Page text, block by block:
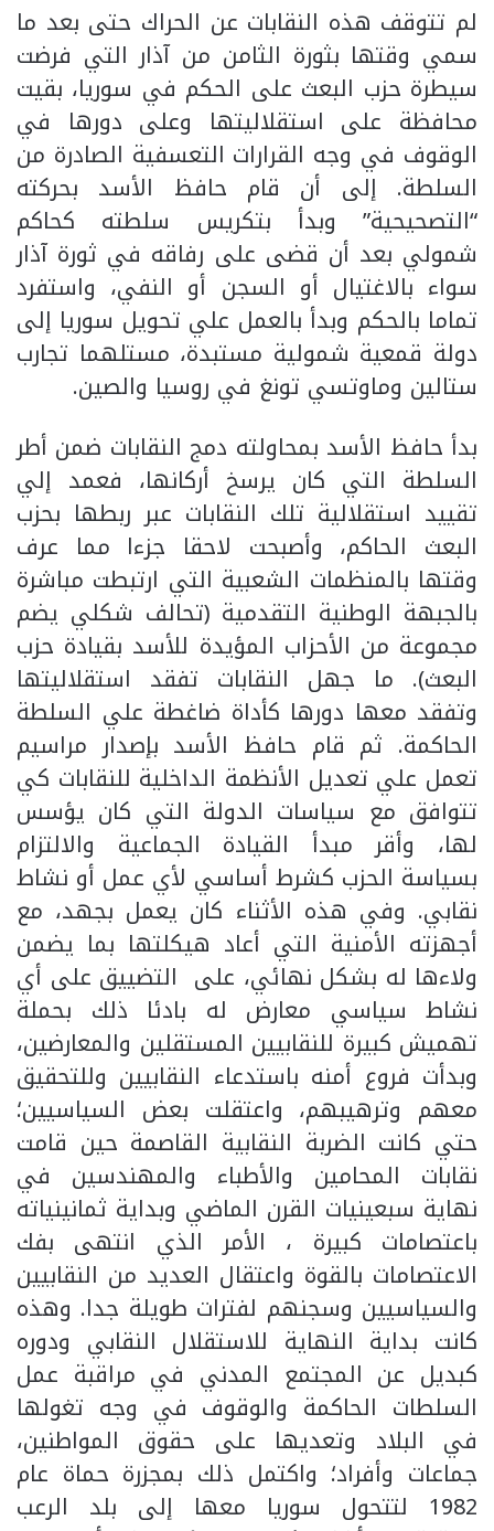
لم تتوقف هذه النقابات عن الحراك حتى بعد ما
سمي وقتها بثورة الثامن من آذار التي فرضت
سيطرة حزب البعث على الحكم في سوريا، بقيت
محافظة على استقلاليتها وعلى دورها في
الوقوف في وجه القرارات التعسفية الصادرة من
السلطة. إلى أن قام حافظ الأسد بحركته
“التصحيحية” وبدأ بتكريس سلطته كحاكم
شمولي بعد أن قضى على رفاقه في ثورة آذار
سواء بالاغتيال أو السجن أو النفي، واستفرد
تماما بالحكم وبدأ بالعمل علي تحويل سوريا إلى
دولة قمعية شمولية مستبدة، مستلهما تجارب
ستالين وماوتسي تونغ في روسيا والصين.
بدأ حافظ الأسد بمحاولته دمج النقابات ضمن أطر
السلطة التي كان يرسخ أركانها، فعمد إلي
تقييد استقلالية تلك النقابات عبر ربطها بحزب
البعث الحاكم، وأصبحت لاحقا جزءا مما عرف
وقتها بالمنظمات الشعبية التي ارتبطت مباشرة
بالجبهة الوطنية التقدمية (تحالف شكلي يضم
مجموعة من الأحزاب المؤيدة للأسد بقيادة حزب
البعث). ما جهل النقابات تفقد استقلاليتها
وتفقد معها دورها كأداة ضاغطة علي السلطة
الحاكمة. ثم قام حافظ الأسد بإصدار مراسيم
تعمل علي تعديل الأنظمة الداخلية للنقابات كي
تتوافق مع سياسات الدولة التي كان يؤسس
لها، وأقر مبدأ القيادة الجماعية والالتزام
بسياسة الحزب كشرط أساسي لأي عمل أو نشاط
نقابي. وفي هذه الأثناء كان يعمل بجهد، مع
أجهزته الأمنية التي أعاد هيكلتها بما يضمن
ولاءها له بشكل نهائي، على التضييق على أي
نشاط سياسي معارض له بادئا ذلك بحملة
تهميش كبيرة للنقابيين المستقلين والمعارضين،
وبدأت فروع أمنه باستدعاء النقابيين وللتحقيق
معهم وترهيبهم، واعتقلت بعض السياسيين؛
حتي كانت الضربة النقابية القاصمة حين قامت
نقابات المحامين والأطباء والمهندسين في
نهاية سبعينيات القرن الماضي وبداية ثمانينياته
باعتصامات كبيرة ، الأمر الذي انتهى بفك
الاعتصامات بالقوة واعتقال العديد من النقابيين
والسياسيين وسجنهم لفترات طويلة جدا. وهذه
كانت بداية النهاية للاستقلال النقابي ودوره
كبديل عن المجتمع المدني في مراقبة عمل
السلطات الحاكمة والوقوف في وجه تغولها
في البلاد وتعديها على حقوق المواطنين،
جماعات وأفراد؛ واكتمل ذلك بمجزرة حماة عام
1982 لتتحول سوريا معها إلى بلد الرعب